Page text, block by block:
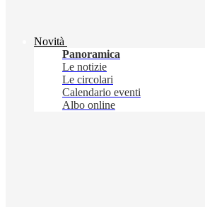
Novità
Panoramica
Le notizie
Le circolari
Calendario eventi
Albo online